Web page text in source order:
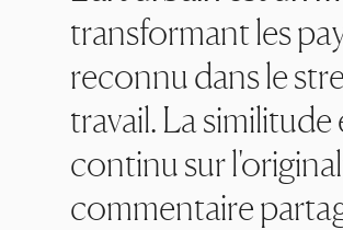
transformant les
reconnu dans le
travail. La
continu sur
commentaire